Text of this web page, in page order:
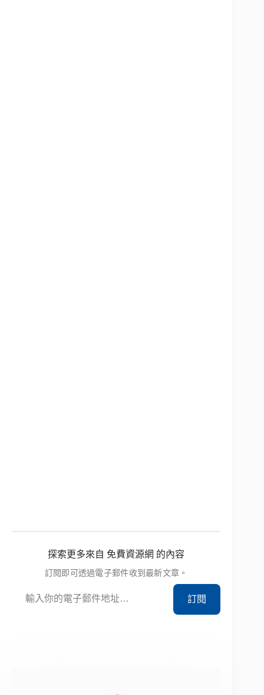
探索更多來自 免費資源網 的內容
訂閱即可透過電子郵件收到最新文章。
訂閱